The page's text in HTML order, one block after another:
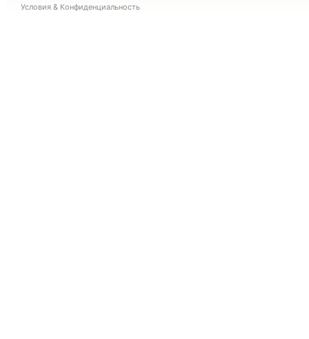
Условия & Конфиденциальность